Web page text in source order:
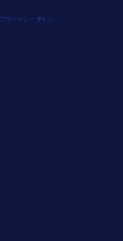
プライバシー ポリシー